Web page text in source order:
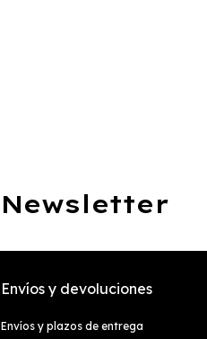
Newsletter
Envíos y devoluciones
Envíos y plazos de entrega